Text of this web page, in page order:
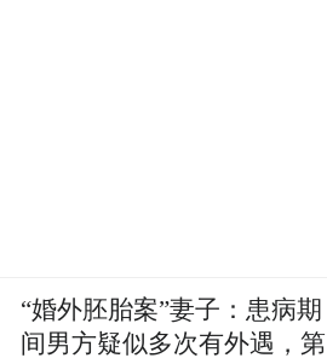
“婚外胚胎案”妻子：患病期
间男方疑似多次有外遇，第